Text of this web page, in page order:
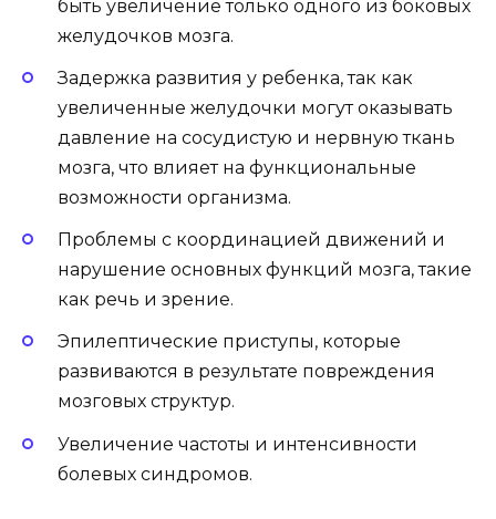
быть увеличение только одного из боковых
желудочков мозга.
Задержка развития у ребенка, так как
увеличенные желудочки могут оказывать
давление на сосудистую и нервную ткань
мозга, что влияет на функциональные
возможности организма.
Проблемы с координацией движений и
нарушение основных функций мозга, такие
как речь и зрение.
Эпилептические приступы, которые
развиваются в результате повреждения
мозговых структур.
Увеличение частоты и интенсивности
болевых синдромов.